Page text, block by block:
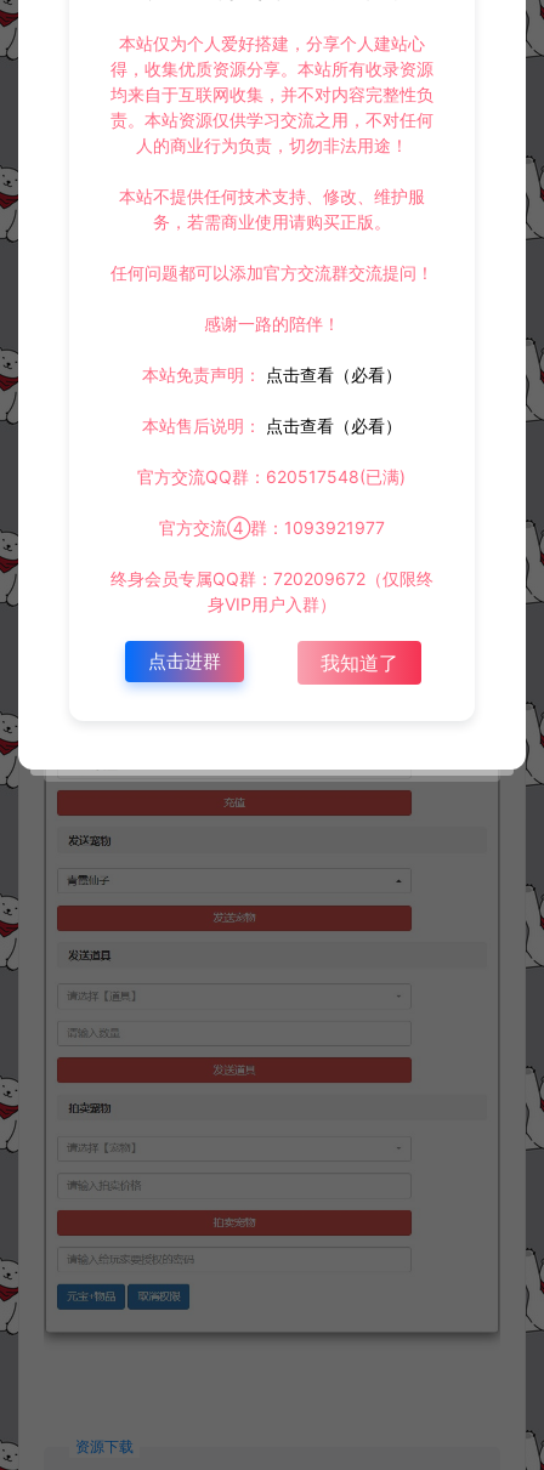
资源下载
本站仅为个人爱好搭建，分享个人建站心
得，收集优质资源分享。本站所有收录资源
均来自于互联网收集，并不对内容完整性负
责。本站资源仅供学习交流之用，不对任何
人的商业行为负责，切勿非法用途！
本站不提供任何技术支持、修改、维护服
务，若需商业使用请购买正版。
任何问题都可以添加官方交流群交流提问！
感谢一路的陪伴！
本站免责声明： 点击查看（必看）
本站售后说明： 点击查看（必看）
官方交流QQ群：620517548(已满)
官方交流④群：1093921977
终身会员专属QQ群：720209672（仅限终
身VIP用户入群）
点击进群 我知道了